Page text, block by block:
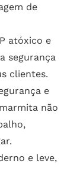
de
atóxico e
segurança
clientes.
e
não
e leve,